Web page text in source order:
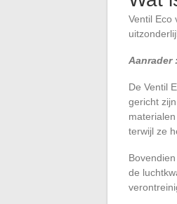
Ventil Eco
Aanrader :
De Ventil
gericht
terwijl ze
de